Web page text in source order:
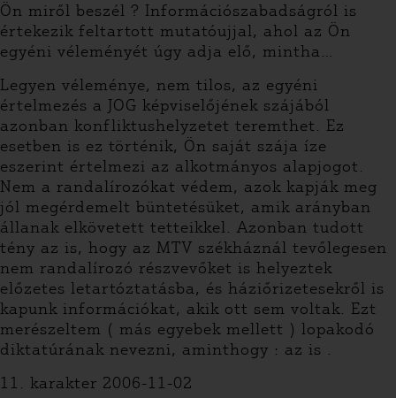
Ön miről beszél ? Információszabadságról is
értekezik feltartott mutatóujjal, ahol az Ön
egyéni véleményét úgy adja elő, mintha…
Legyen véleménye, nem tilos, az egyéni
értelmezés a JOG képviselőjének szájából
azonban konfliktushelyzetet teremthet. Ez
esetben is ez történik, Ön saját szája íze
eszerint értelmezi az alkotmányos alapjogot.
Nem a randalírozókat védem, azok kapják meg
jól megérdemelt büntetésüket, amik arányban
állanak elkövetett tetteikkel. Azonban tudott
tény az is, hogy az MTV székháznál tevőlegesen
nem randalírozó részvevőket is helyeztek
előzetes letartóztatásba, és háziőrizetesekről is
kapunk információkat, akik ott sem voltak. Ezt
merészeltem ( más egyebek mellett ) lopakodó
diktatúrának nevezni, aminthogy : az is .
11. karakter 2006-11-02